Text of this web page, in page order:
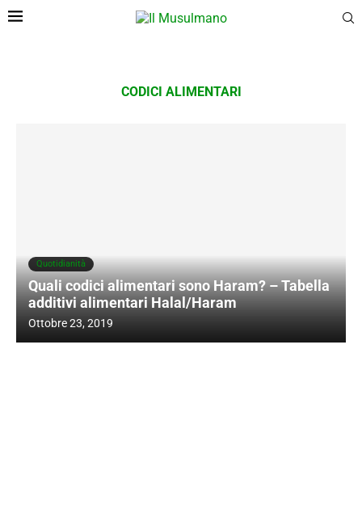
CODICI ALIMENTARI
Quotidianità
Quali codici alimentari sono Haram? – Tabella
additivi alimentari Halal/Haram
Ottobre 23, 2019